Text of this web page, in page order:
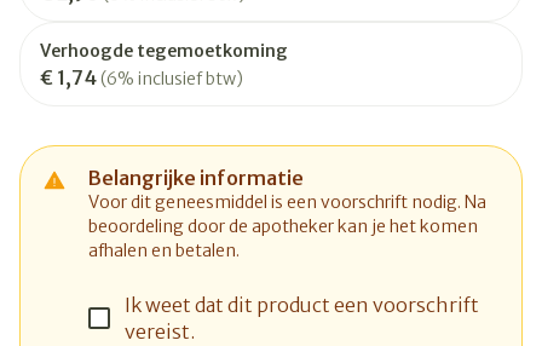
Verhoogde tegemoetkoming
€ 1,74(6% inclusief btw)
Belangrijke informatie
Voor dit geneesmiddel is een voorschrift nodig. Na
beoordeling door de apotheker kan je het komen
afhalen en betalen.
Ik weet dat dit product een voorschrift
vereist.